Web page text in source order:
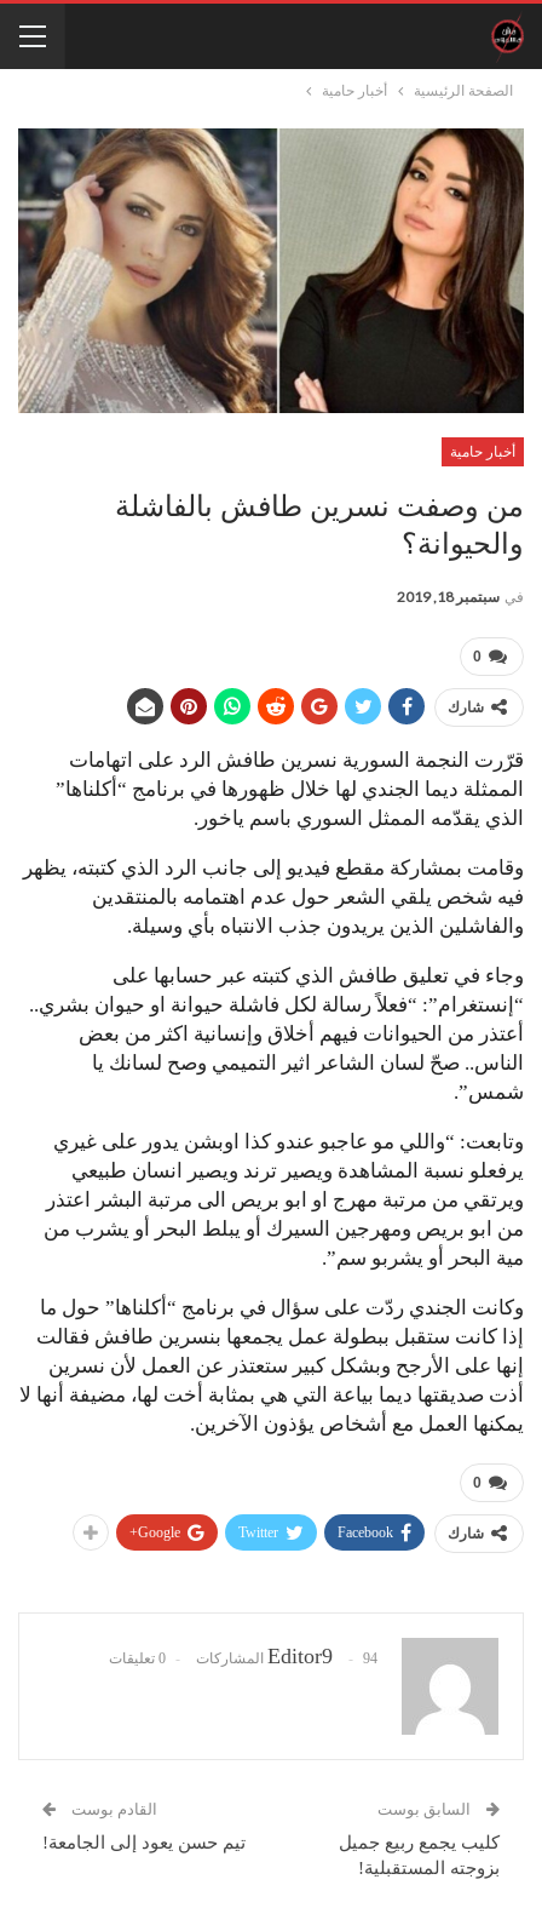
الصفحة الرئيسية أخبار حامية
أخبار حامية
من وصفت نسرين طافش بالفاشلة
والحيوانة؟
في سبتمبر 18, 2019
0
شارك
قرّرت النجمة السورية نسرين طافش الرد على اتهامات
الممثلة ديما الجندي لها خلال ظهورها في برنامج “أكلناها”
الذي يقدّمه الممثل السوري باسم ياخور.
وقامت بمشاركة مقطع فيديو إلى جانب الرد الذي كتبته، يظهر
فيه شخص يلقي الشعر حول عدم اهتمامه بالمنتقدين
والفاشلين الذين يريدون جذب الانتباه بأي وسيلة.
وجاء في تعليق طافش الذي كتبته عبر حسابها على
“إنستغرام”: “فعلاً رسالة لكل فاشلة حيوانة او حيوان بشري..
أعتذر من الحيوانات فيهم أخلاق وإنسانية اكثر من بعض
الناس.. صحّ لسان الشاعر اثير التميمي وصح لسانك يا
شمس”.
وتابعت: “واللي مو عاجبو عندو كذا اوبشن يدور على غيري
يرفعلو نسبة المشاهدة ويصير ترند ويصير انسان طبيعي
ويرتقي من مرتبة مهرج او ابو بريص الى مرتبة البشر اعتذر
من ابو بريص ومهرجين السيرك أو يبلط البحر أو يشرب من
مية البحر أو يشربو سم”.
وكانت الجندي ردّت على سؤال في برنامج “أكلناها” حول ما
إذا كانت ستقبل ببطولة عمل يجمعها بنسرين طافش فقالت
إنها على الأرجح وبشكل كبير ستعتذر عن العمل لأن نسرين
أذت صديقتها ديما بياعة التي هي بمثابة أخت لها، مضيفة أنها لا
يمكنها العمل مع أشخاص يؤذون الآخرين.
0
شارك Facebook
Twitter
Google+
Editor9 94 المشاركات 0 تعليقات
السابق بوست
كليب يجمع ربيع جميل
بزوجته المستقبلية!
القادم بوست
تيم حسن يعود إلى الجامعة!